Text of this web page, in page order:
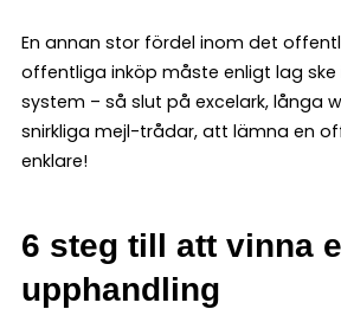
En annan stor fördel inom det
offentliga inköp måste enligt lag ske
system – så slut på excelark, långa
snirkliga mejl-trådar, att lämna en
enklare!
6 steg till att vinna
upphandling